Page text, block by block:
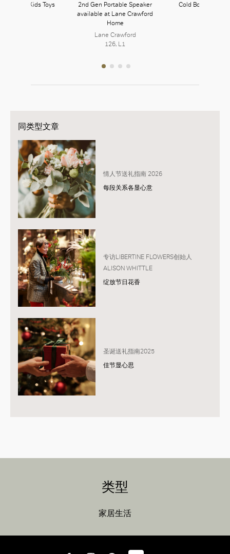
at Wise Kids Toys
2nd Gen Portable Speaker
available at Lane Crawford
Home
Lane Crawford
126, L1
Cold Bottle in
同类型文章
情人节送礼指南 2026
每段关系各显心意
专访LIBERTINE FLOWERS创始人
ALISON WHITTLE
绽放节日花香
圣诞送礼指南2025
佳节显心思
类型
家居生活